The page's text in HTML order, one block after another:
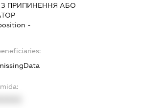
З ПРИПИНЕННЯ АБО
-